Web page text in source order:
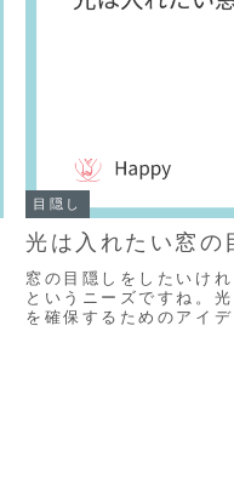
目隠し
光は入れたい窓の
窓の目隠しをしたいけ
というニーズですね。
を確保するためのアイ